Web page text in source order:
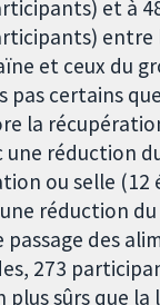
et à
et ceux du
pas certains
la
une réduction
ou selle (12
réduction du
des
273
plus sûrs que